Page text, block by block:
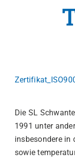
Die SL
1991 unter
insbesondere in
sowie